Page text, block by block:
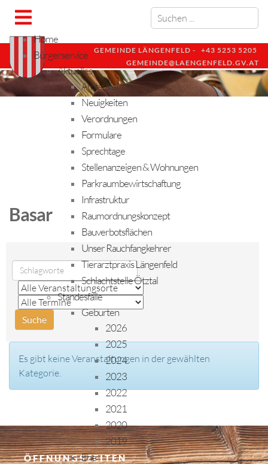
GEMEINDE LÄNGENFELD - +43 5253 5205
GEMEINDE@LAENGENFELD.GV.AT
Home
Bürgerservice
Aktuelles
Amtstafel
Neuigkeiten
Verordnungen
Formulare
Sprechtage
Stellenanzeigen & Wohnungen
Parkraumbewirtschaftung
Infrastruktur
Raumordnungskonzept
Bauverbotsflächen
Unser Rauchfangkehrer
Tierarztpraxis Längenfeld
Schlachtstelle Ötztal
Standesfälle
Geburten
2026
2025
2024
2023
2022
2021
2020
2019
Ehe
Basar
Es gibt keine Veranstaltungen in der gewählten
Kategorie.
ÖFFNUNGSZEITEN